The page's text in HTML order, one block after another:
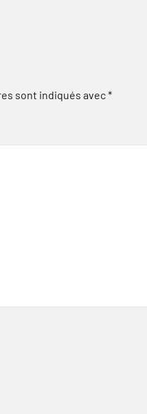
sont indiqués avec*